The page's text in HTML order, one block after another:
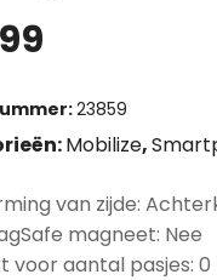
23859
Mobilize,
van zijde:
magneet: Nee
voor aantal pasjes: 0